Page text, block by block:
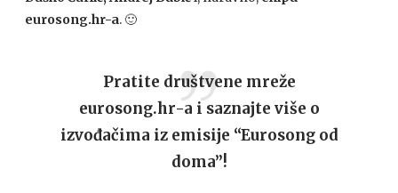
eurosong.hr-a. 🙂
Pratite društvene mreže
eurosong.hr-a i saznajte više o
izvođačima iz emisije “Eurosong od
doma”!